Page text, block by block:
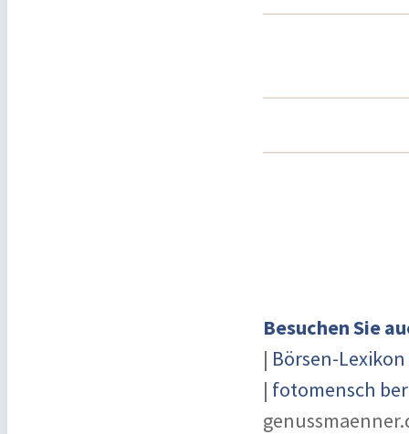
Besuchen Sie
| Börsen-Lexikon
| fotomensch